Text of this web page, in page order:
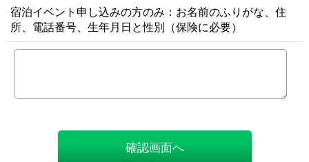
宿泊イベント申し込みの方のみ：お名前のふりがな、住
所、電話番号、生年月日と性別（保険に必要）
確認画面へ